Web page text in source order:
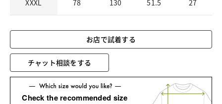
XXXL 78 130 51.5 27
お店で試着する
チャット相談をする
Check the recommended size